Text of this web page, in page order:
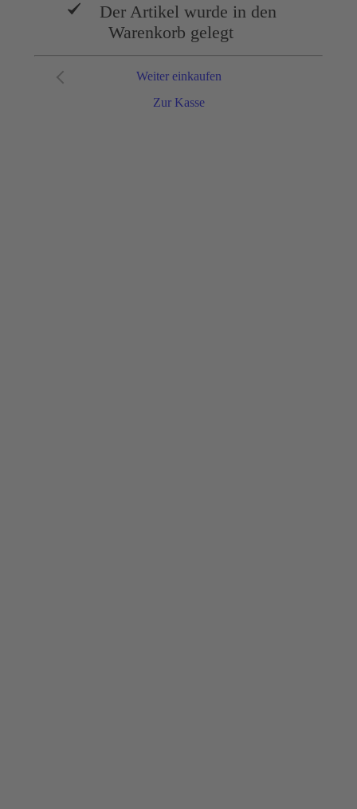
Der Artikel wurde in den
Warenkorb gelegt
Zur Kasse
Weiter einkaufen